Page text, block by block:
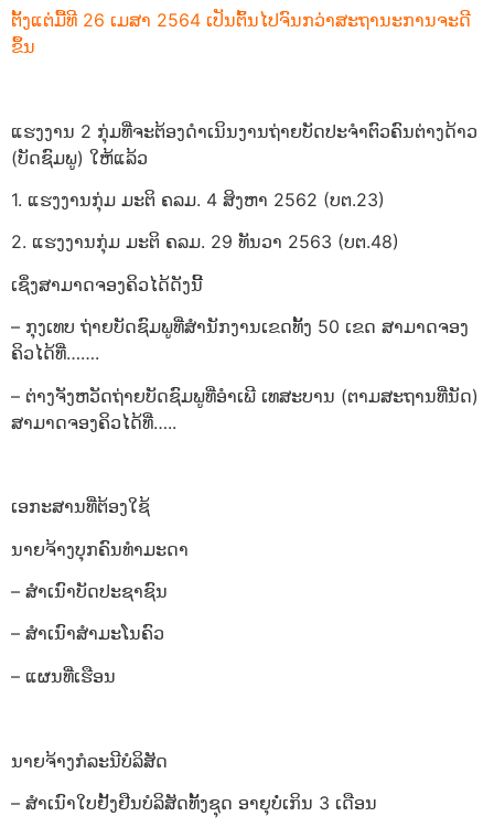
ຕັ້ງແຕ່ມື້ທີ 26 ເມສາ 2564 ເປັນຕົ້ນໄປຈົນກວ່າສະຖານະການຈະດີ
ຂຶ້ນ
ແຮງງານ 2 ກຸ່ມທີ່ຈະຕ້ອງດຳເນິນງານຖ່າຍບັດປະຈຳຕົວຄົນຕ່າງດ້າວ
(ບັດຊົມພູ) ໃຫ້ແລ້ວ
1. ແຮງງານກຸ່ມ ມະຕິ ຄລມ. 4 ສິງຫາ 2562 (ບຕ.23)
2. ແຮງງານກຸ່ມ ມະຕິ ຄລມ. 29 ທັນວາ 2563 (ບຕ.48)
ເຊິ່ງສາມາດຈອງຄິວໄດ້ດັງນີ້
– ກຸງເທບ ຖ່າຍບັດຊົມພູທີ່ສຳນັກງານເຂດທັ້ງ 50 ເຂດ ສາມາດຈອງ
ຄິວໄດ້ທີ່…….
– ຕ່າງຈັງຫວັດຖ່າຍບັດຊົມພູທີ່ອຳເພີ ເທສະບານ (ຕາມສະຖານທີ່ນັດ)
ສາມາດຈອງຄິວໄດ້ທີ່…..
ເອກະສານທີ່ຕ້ອງໃຊ້
ນາຍຈ້າງບຸກຄົນທຳມະດາ
– ສຳເນົາບັດປະຊາຊົນ
– ສຳເນົາສຳມະໂນຄົວ
– ແຜນທີ່ເຮືອນ
ນາຍຈ້າງກໍລະນີບໍລິສັດ
– ສຳເນົາໃບຢັ້ງຢືນບໍລິສັດທັ້ງຊຸດ ອາຍຸບໍ່ເກິນ 3 ເດືອນ